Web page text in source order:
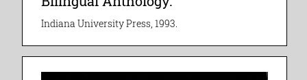
Indiana University Press, 1993.